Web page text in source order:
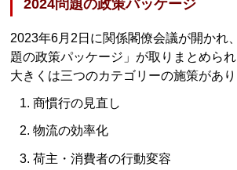
2024問題の政策パッケージ
2023年6月2日に関係閣僚会議が開かれ
題の政策パッケージ」が取りまとめられ
大きくは三つのカテゴリーの施策があり
商慣行の見直し
物流の効率化
荷主・消費者の行動変容